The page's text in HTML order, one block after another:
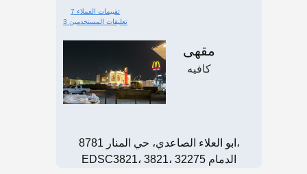
7 تقييمات العملاء
3 تعليقات المستخدمين
مقهى
كافيه
8781 ابو العلاء الصاعدي، حي المنار،
EDSC3821، 3821، الدمام 32275